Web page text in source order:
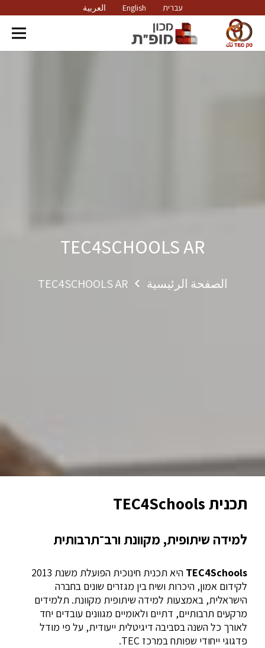
עברית English العربية
TEC4SCHOOLS AR
الصفحة الرئيسية TEC4SCHOOLS AR
תכנית TEC4Schools
למידה שיתופית, מקוונת ורב־תרבותית
TEC4Schools
היא תכנית חינוכית הפועלת משנת 2013
לקידום אמון, היכרות ושיח בין מגזרים שונים בחברה
הישראלית, באמצעות למידה שיתופית מקוונת. תלמידים
מרקעים תרבותיים, דתיים ולאומיים מגוונים עובדים יחד
לאורך כל השנה בסביבה דיגיטלית ייעודית, על פי מודל
פדגוגי ייחודי שפותח במרכז TEC.